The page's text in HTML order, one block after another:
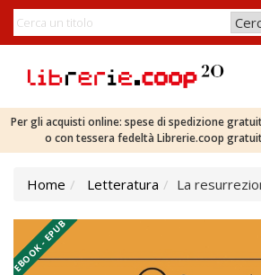
Per gli acquisti online: spese di spedizione
o con tessera fedeltà Librerie.coop
Home Letteratura La
EBOOK - EPUB